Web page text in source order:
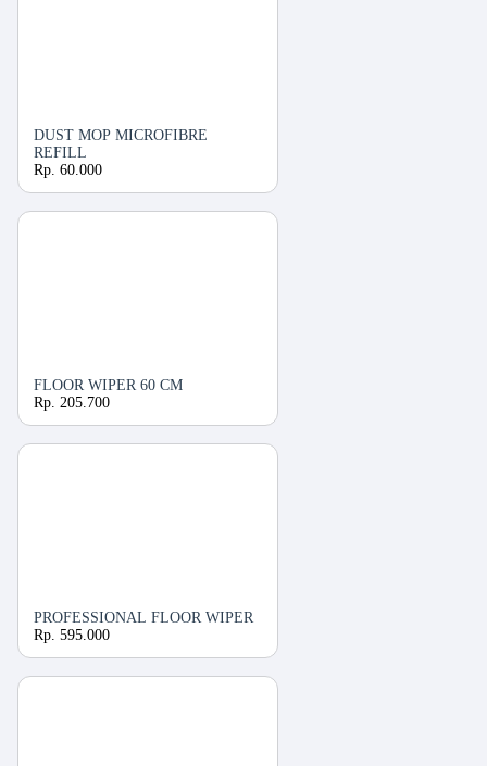
DUST MOP MICROFIBRE
REFILL
Rp. 60.000
FLOOR WIPER 60 CM
Rp. 205.700
PROFESSIONAL FLOOR WIPER
Rp. 595.000